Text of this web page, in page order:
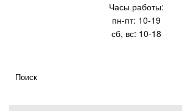
Часы работы:
пн-пт: 10-19
сб, вс: 10-18